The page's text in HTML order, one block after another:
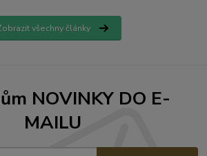
všechny články
NOVINKY DO E-
MAILU